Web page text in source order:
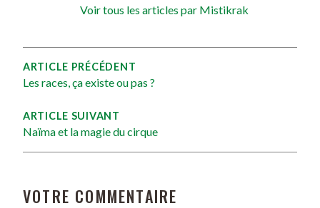
Voir tous les articles par Mistikrak
ARTICLE PRÉCÉDENT
Les races, ça existe ou pas ?
ARTICLE SUIVANT
Naïma et la magie du cirque
VOTRE COMMENTAIRE